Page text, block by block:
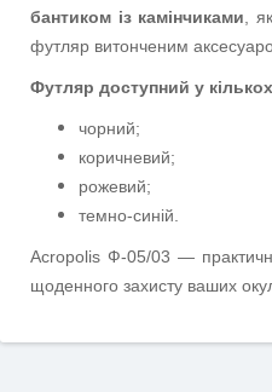
бантиком із камінчиками,
футляр витонченим
Футляр доступний у
чорний;
коричневий;
рожевий;
темно-синій.
Acropolis Ф-05/03 —
щоденного захисту ваших